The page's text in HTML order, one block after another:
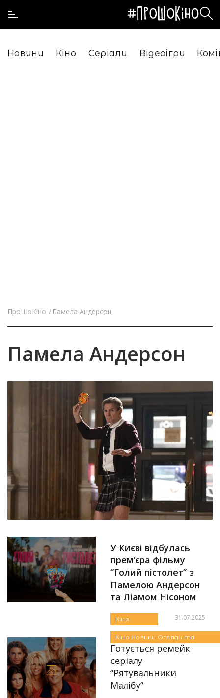
Новини Кіно Серіали Відеоігри
ПроШоКіно Памела Андерсон
Памела Андерсон
Кіно
Новини
Огляди та
Рецензії
У Києві відбулась
прем’єра фільму
“Голий пістолет” з
Памелою Андерсон
та Ліамом Нісоном
31.07.2025
Кіно Новини Огляди та
Рецензії
Готується ремейк
серіалу
“Рятувальники
Малібу”
Єгор Бунін